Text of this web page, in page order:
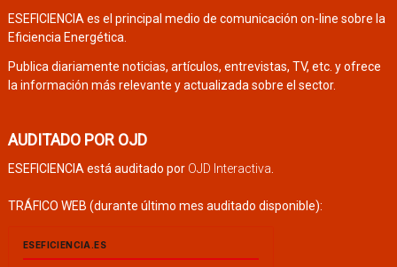
ESEFICIENCIA es el principal medio de comunicación on-line sobre la
Eficiencia Energética.
Publica diariamente noticias, artículos, entrevistas, TV, etc. y ofrece
la información más relevante y actualizada sobre el sector.
AUDITADO POR OJD
ESEFICIENCIA está auditado por OJD Interactiva
TRÁFICO WEB (durante último mes auditado disponible):